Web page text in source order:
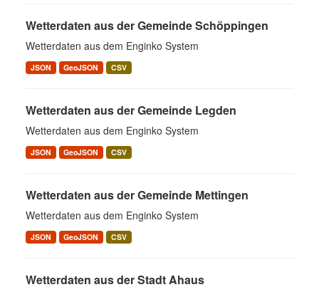
Wetterdaten aus der Gemeinde Schöppingen
Wetterdaten aus dem Enginko System
JSON GeoJSON CSV
Wetterdaten aus der Gemeinde Legden
Wetterdaten aus dem Enginko System
JSON GeoJSON CSV
Wetterdaten aus der Gemeinde Mettingen
Wetterdaten aus dem Enginko System
JSON GeoJSON CSV
Wetterdaten aus der Stadt Ahaus